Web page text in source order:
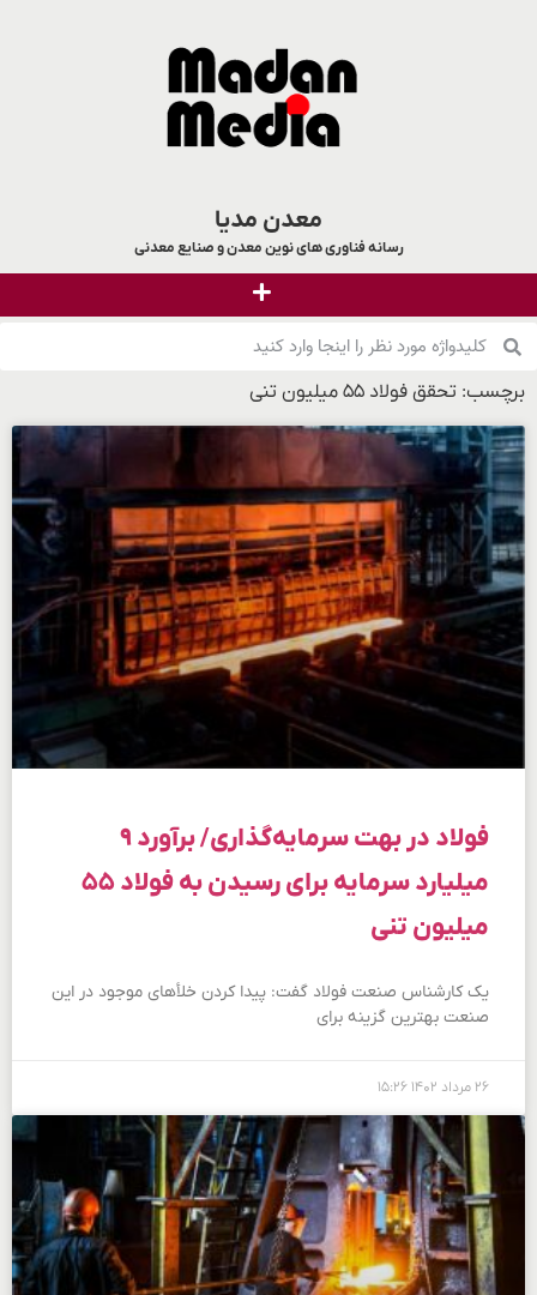
معدن مدیا
رسانه فناوری های نوین معدن و صنایع معدنی
برچسب: تحقق فولاد ۵۵ میلیون تنی
فولاد در بهت سرمایه‌گذاری/ برآورد ۹
میلیارد سرمایه برای رسیدن به فولاد ۵۵
میلیون تنی
یک کارشناس صنعت فولاد گفت: پیدا کردن خلأهای موجود در این
صنعت بهترین گزینه برای
۲۶ مرداد ۱۴۰۲ ۱۵:۲۶